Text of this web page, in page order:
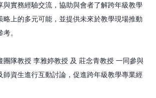
與實務經驗交流，協助與會者了解跨年級教學
略上的多元可能，並提供未來於教學現場推動
。
團隊教授 李雅婷教授 及 莊念青教授 一同參與
師資生進行互動討論，促進跨年級教學專業經